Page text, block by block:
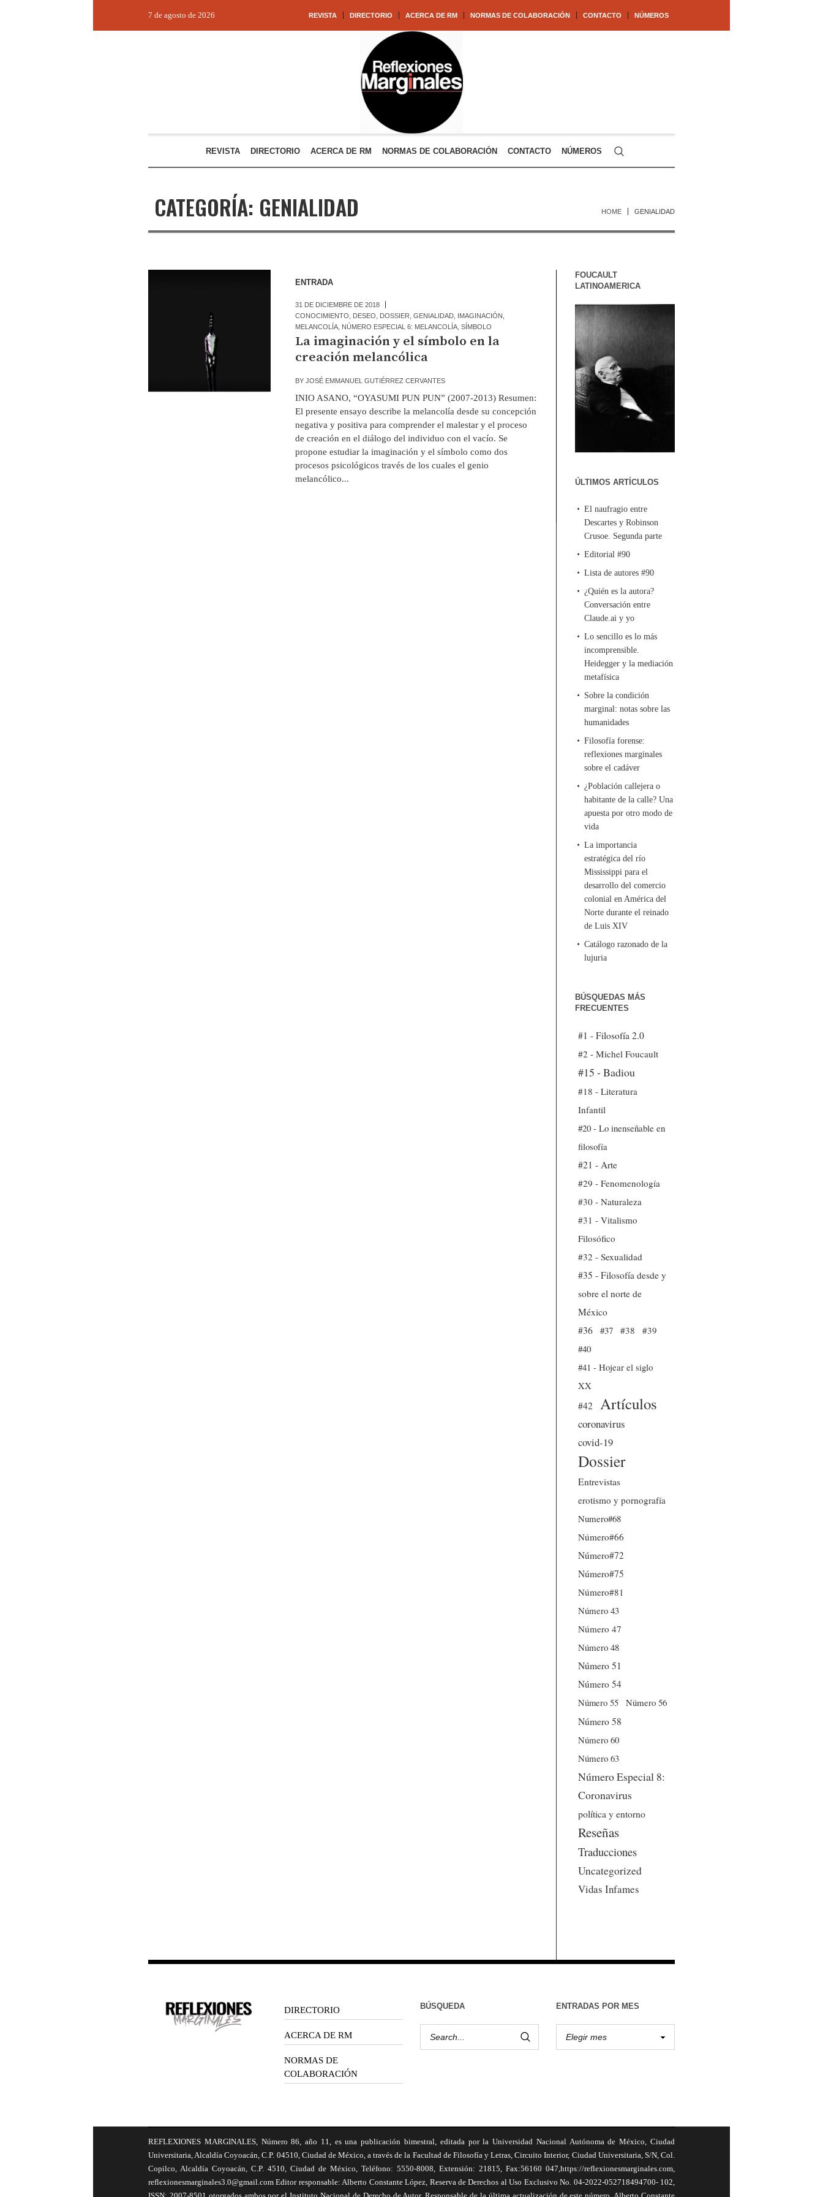
REVISTA DIRECTORIO ACERCA DE RM NORMAS DE COLABORACIÓN CONTACTO NÚMEROS
7 de agosto de 2026
REVISTA DIRECTORIO ACERCA DE RM NORMAS DE COLABORACIÓN CONTACTO NÚMEROS
CATEGORÍA: GENIALIDAD HOME GENIALIDAD
ENTRADA
31 DE DICIEMBRE DE 2018
CONOCIMIENTO
DESEO DOSSIER GENIALIDAD, IMAGINACIÓN
MELANCOLÍA, NÚMERO ESPECIAL 6: MELANCOLÍA, SÍMBOLO
La imaginación y el símbolo en la
creación melancólica
BY JOSÉ EMMANUEL GUTIÉRREZ CERVANTES
INIO ASANO, “OYASUMI PUN PUN” (2007-2013) Resumen:
El presente ensayo describe la melancolía desde su concepción
negativa y positiva para comprender el malestar y el proceso
de creación en el diálogo del individuo con el vacío. Se
propone estudiar la imaginación y el símbolo como dos
procesos psicológicos través de los cuales el genio
melancólico...
FOUCAULT
LATINOAMERICA
ÚLTIMOS ARTÍCULOS
El naufragio entre
Descartes y Robinson
Crusoe. Segunda parte
Editorial #90
Lista de autores #90
¿Quién es la autora?
Conversación entre
Claude.ai y yo
Lo sencillo es lo más
incomprensible.
Heidegger y la mediación
metafísica
Sobre la condición
marginal: notas sobre las
humanidades
Filosofía forense:
reflexiones marginales
sobre el cadáver
¿Población callejera o
habitante de la calle? Una
apuesta por otro modo de
vida
La importancia
estratégica del río
Mississippi para el
desarrollo del comercio
colonial en América del
Norte durante el reinado
de Luis XIV
Catálogo razonado de la
lujuria
BÚSQUEDAS MÁS
FRECUENTES
#1 - Filosofía 2.0
#2 - Michel Foucault
#15 - Badiou
#18 - Literatura
Infantil
#20 - Lo inenseñable en
filosofía
#21 - Arte
#29 - Fenomenología
#30 - Naturaleza
#31 - Vitalismo
Filosófico
#32 - Sexualidad
#35 - Filosofía desde y
sobre el norte de
México
#36
#37 #38
#39
#40
#41 - Hojear el siglo
XX
#42
Artículos
coronavirus
covid-19
Dossier
Entrevistas
erotismo y pornografía
Numero#68
Número#66
Número#72
Número#75
Número#81
Número 43
Número 47
Número 48
Número 51
Número 54
Número 55
Número 56
Número 58
Número 60
Número 63
Número Especial 8:
Coronavirus
política y entorno
Reseñas
Traducciones
Uncategorized
Vidas Infames
DIRECTORIO
ACERCA DE RM
NORMAS DE
COLABORACIÓN
BÚSQUEDA ENTRADAS POR MES
REFLEXIONES MARGINALES, Número 86, año 11, es una publicación bimestral, editada por la Universidad Nacional Autónoma de México, Ciudad
Universitaria, Alcaldía Coyoacán, C.P. 04510, Ciudad de México, a través de la Facultad de Filosofía y Letras, Circuito Interior, Ciudad Universitaria, S/N, Col.
Copilco, Alcaldía Coyoacán, C.P. 4510, Ciudad de México, Teléfono: 5550-8008, Extensión: 21815, Fax:56160 047,https://reflexionesmarginales.com,
reflexionesmarginales3.0@gmail.com Editor responsable: Alberto Constante López, Reserva de Derechos al Uso Exclusivo No. 04-2022-052718494700- 102,